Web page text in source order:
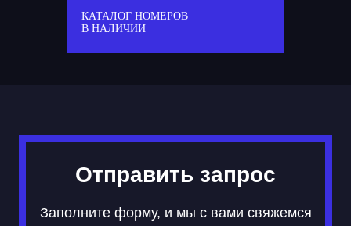
КАТАЛОГ НОМЕРОВ
В НАЛИЧИИ
Отправить запрос
Заполните форму, и мы с вами свяжемся